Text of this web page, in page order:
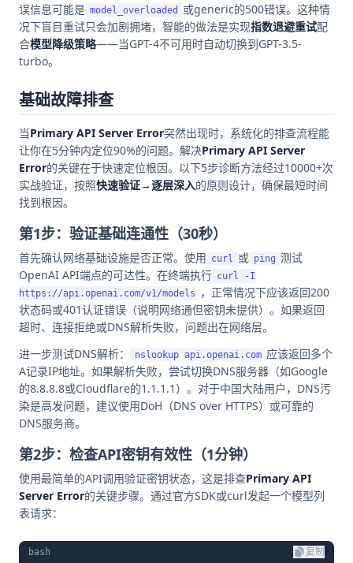
误信息可能是 model_overloaded
或generic的500错误。这种情
况下盲目重试只会加剧拥堵，智能的做法是实现指数退避重试配
合模型降级策略——当GPT-4不可用时自动切换到GPT-3.5-
turbo。
基础故障排查
当Primary API Server Error突然出现时，系统化的排查流程能
让你在5分钟内定位90%的问题。解决Primary API Server
Error的关键在于快速定位根因。以下5步诊断方法经过10000+次
实战验证，按照快速验证→逐层深入的原则设计，确保最短时间
找到根因。
第1步：验证基础连通性（30秒）
首先确认网络基础设施是否正常。使用 curl 或 ping 测试
OpenAI API端点的可达性。在终端执行 curl -I
https://api.openai.com/v1/models
，正常情况下应该返回200
状态码或401认证错误（说明网络通但密钥未提供）。如果返回
超时、连接拒绝或DNS解析失败，问题出在网络层。
进一步测试DNS解析：
nslookup api.openai.com 应该返回多个
A记录IP地址。如果解析失败，尝试切换DNS服务器（如Google
的8.8.8.8或Cloudflare的1.1.1.1）。对于中国大陆用户，DNS污
染是高发问题，建议使用DoH（DNS over HTTPS）或可靠的
DNS服务商。
第2步：检查API密钥有效性（1分钟）
使用最简单的API调用验证密钥状态，这是排查Primary API
Server Error的关键步骤。通过官方SDK或curl发起一个模型列
表请求：
bash 复制